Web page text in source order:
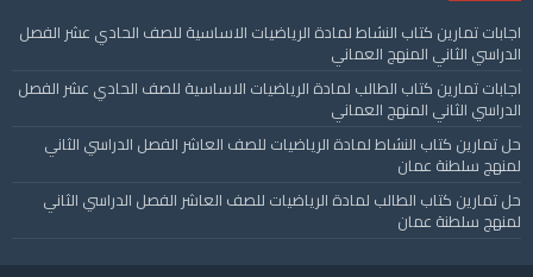
اجابات تمارين كتاب النشاط لمادة الرياضيات الاساسية للصف الحادي عشر الفصل
الدراسي الثاني المنهج العماني
اجابات تمارين كتاب الطالب لمادة الرياضيات الاساسية للصف الحادي عشر الفصل
الدراسي الثاني المنهج العماني
حل تمارين كتاب النشاط لمادة الرياضيات للصف العاشر الفصل الدراسي الثاني
لمنهج سلطنة عمان
حل تمارين كتاب الطالب لمادة الرياضيات للصف العاشر الفصل الدراسي الثاني
لمنهج سلطنة عمان